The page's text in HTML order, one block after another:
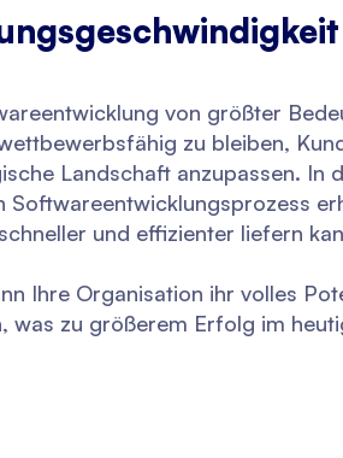
von größter
zu bleiben,
Landschaft anzupassen. In
und effizienter liefern
Ihre Organisation ihr volles
was zu größerem Erfolg im